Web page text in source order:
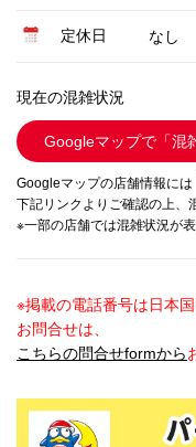
定休日 なし
現在の混雑状況
Googleマップで 「
Googleマップの店舗情報には
下記リンクよりご確認の上、
※一部の店舗では混雑状況が
※掲載の電話番号は日本
お問合せは、
こちらの問合せformから